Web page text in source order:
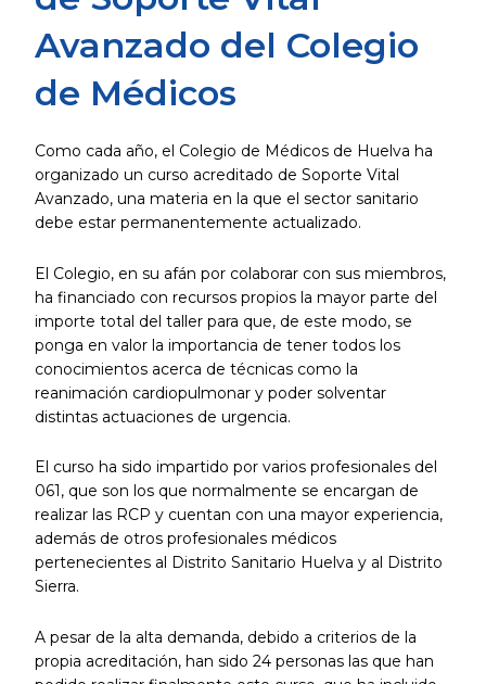
Avanzado del Colegio
de Médicos
Como cada año, el Colegio de Médicos de Huelva ha
organizado un curso acreditado de Soporte Vital
Avanzado, una materia en la que el sector sanitario
debe estar permanentemente actualizado.
El Colegio, en su afán por colaborar con sus miembros,
ha financiado con recursos propios la mayor parte del
importe total del taller para que, de este modo, se
ponga en valor la importancia de tener todos los
conocimientos acerca de técnicas como la
reanimación cardiopulmonar y poder solventar
distintas actuaciones de urgencia.
El curso ha sido impartido por varios profesionales del
061, que son los que normalmente se encargan de
realizar las RCP y cuentan con una mayor experiencia,
además de otros profesionales médicos
pertenecientes al Distrito Sanitario Huelva y al Distrito
Sierra.
A pesar de la alta demanda, debido a criterios de la
propia acreditación, han sido 24 personas las que han